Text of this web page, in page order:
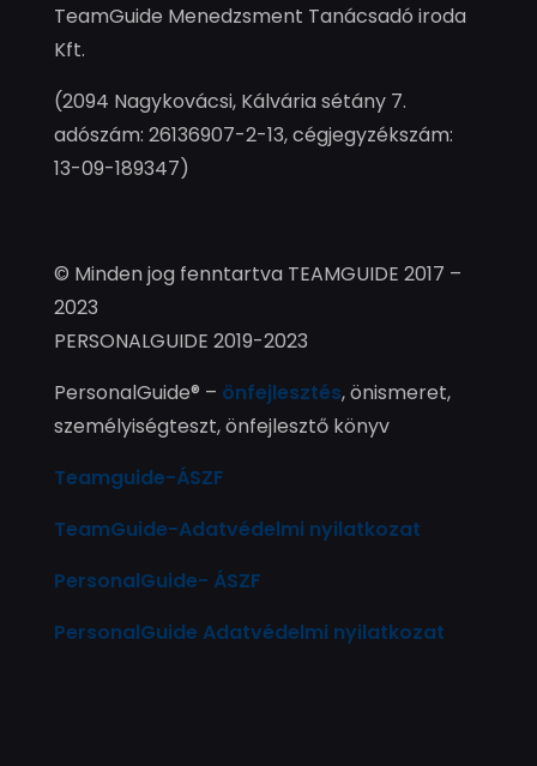
TeamGuide Menedzsment Tanácsadó iroda
Kft.
(2094 Nagykovácsi, Kálvária sétány 7.
adószám: 26136907-2-13, cégjegyzékszám:
13-09-189347)
© Minden jog fenntartva TEAMGUIDE 2017 –
2023
PERSONALGUIDE 2019-2023
PersonalGuide® – önfejlesztés, önismeret,
személyiségteszt, önfejlesztő könyv
Teamguide-ÁSZF
TeamGuide-Adatvédelmi nyilatkozat
PersonalGuide- ÁSZF
PersonalGuide Adatvédelmi nyilatkozat